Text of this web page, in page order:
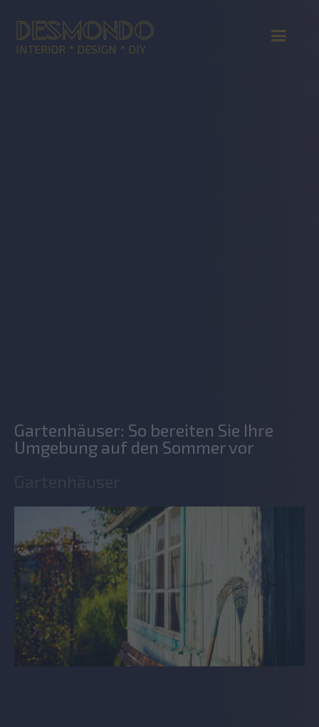
DESMONDO
INTERIOR * DESIGN * DIY
Gartenhäuser: So bereiten Sie Ihre
Umgebung auf den Sommer vor